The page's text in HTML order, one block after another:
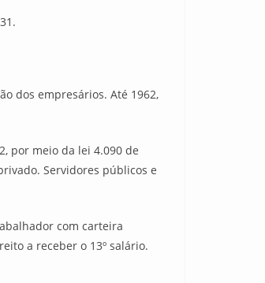
dos empresários. Até 1962,
por meio da lei 4.090 de
Servidores públicos e
com carteira
a receber o 13º salário.